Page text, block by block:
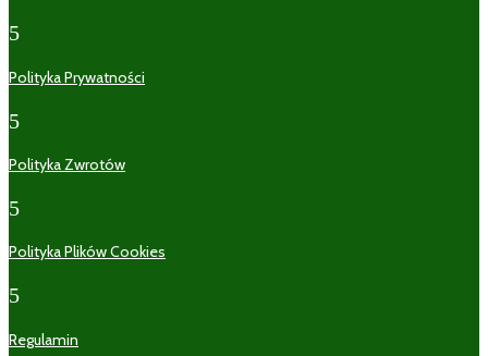
5
Polityka Prywatności
5
Polityka Zwrotów
5
Polityka Plików Cookies
5
Regulamin